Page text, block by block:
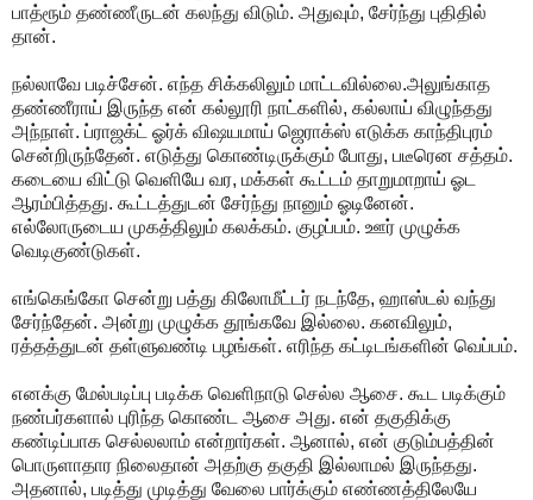
பாத்ரூம் தண்ணீருடன் கலந்து விடும். அதுவும், சேர்ந்து புதிதில்
தான்.
நல்லாவே படிச்சேன். எந்த சிக்கலிலும் மாட்டவில்லை.அலுங்காத
தண்ணீராய் இருந்த என் கல்லூரி நாட்களில், கல்லாய் விழுந்தது
அந்நாள். ப்ராஜக்ட் ஓர்க் விஷயமாய் ஜெராக்ஸ் எடுக்க காந்திபுரம்
சென்றிருந்தேன். எடுத்து கொண்டிருக்கும் போது, படீரென சத்தம்.
கடையை விட்டு வெளியே வர, மக்கள் கூட்டம் தாறுமாறாய் ஓட
ஆரம்பித்தது. கூட்டத்துடன் சேர்ந்து நானும் ஓடினேன்.
எல்லோருடைய முகத்திலும் கலக்கம். குழப்பம். ஊர் முழுக்க
வெடிகுண்டுகள்.
எங்கெங்கோ சென்று பத்து கிலோமீட்டர் நடந்தே, ஹாஸ்டல் வந்து
சேர்ந்தேன். அன்று முழுக்க தூங்கவே இல்லை. கனவிலும்,
ரத்தத்துடன் தள்ளுவண்டி பழங்கள். எரிந்த கட்டிடங்களின் வெப்பம்.
எனக்கு மேல்படிப்பு படிக்க வெளிநாடு செல்ல ஆசை. கூட படிக்கும்
நண்பர்களால் புரிந்த கொண்ட ஆசை அது. என் தகுதிக்கு
கண்டிப்பாக செல்லலாம் என்றார்கள். ஆனால், என் குடும்பத்தின்
பொருளாதார நிலைதான் அதற்கு தகுதி இல்லாமல் இருந்தது.
அதனால், படித்து முடித்து வேலை பார்க்கும் எண்ணத்திலேயே